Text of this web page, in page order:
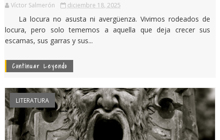
Víctor Salmerón diciembre 18, 2025
La locura no asusta ni avergüenza. Vivimos rodeados de
locura, pero solo tememos a aquella que deja crecer sus
escamas, sus garras y sus...
Continuar Leyendo
LITERATURA